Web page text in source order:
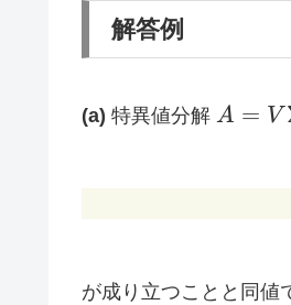
解答例
(a) 特異値分解 A = V
A = V
が成り立つことと同値